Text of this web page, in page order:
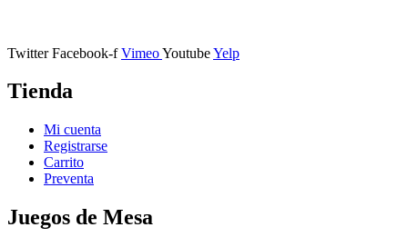
Twitter Facebook-f VimeoYoutubeYelp
Tienda
Mi cuenta
Registrarse
Carrito
Preventa
Juegos de Mesa